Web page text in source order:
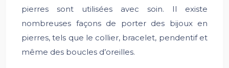
pierres sont utilisées avec soin. Il existe
nombreuses façons de porter des bijoux en
pierres, tels que le collier, bracelet, pendentif et
même des boucles d’oreilles.